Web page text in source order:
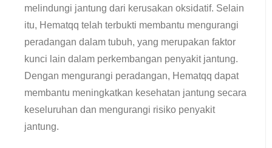
melindungi jantung dari kerusakan oksidatif. Selain
itu, Hematqq telah terbukti membantu mengurangi
peradangan dalam tubuh, yang merupakan faktor
kunci lain dalam perkembangan penyakit jantung.
Dengan mengurangi peradangan, Hematqq dapat
membantu meningkatkan kesehatan jantung secara
keseluruhan dan mengurangi risiko penyakit
jantung.